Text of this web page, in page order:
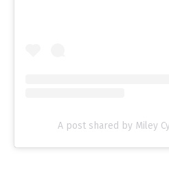
A post shared by Miley